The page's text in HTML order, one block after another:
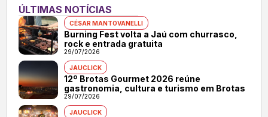
ÚLTIMAS NOTÍCIAS
CÉSAR MANTOVANELLI
Burning Fest volta a Jaú com churrasco,
rock e entrada gratuita
29/07/2026
JAUCLICK
12º Brotas Gourmet 2026 reúne
gastronomia, cultura e turismo em Brotas
29/07/2026
JAUCLICK